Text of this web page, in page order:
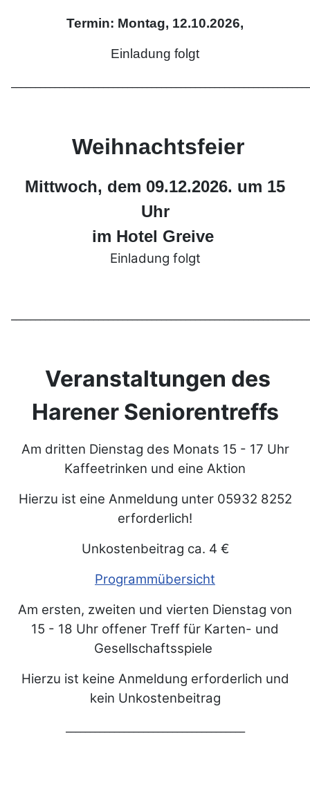
Termin: Montag, 12.10.2026,
Einladung folgt
Weihnachtsfeier
Mittwoch, dem 09.12.2026. um 15
Uhr
im Hotel Greive
Einladung folgt
Veranstaltungen des
Harener Seniorentreffs
Am dritten Dienstag des Monats 15 - 17 Uhr
Kaffeetrinken und eine Aktion
Hierzu ist eine Anmeldung unter 05932 8252
erforderlich!
Unkostenbeitrag ca. 4 €
Programmübersicht
Am ersten, zweiten und vierten Dienstag von
15 - 18 Uhr offener Treff für Karten- und
Gesellschaftsspiele
Hierzu ist keine Anmeldung erforderlich und
kein Unkostenbeitrag